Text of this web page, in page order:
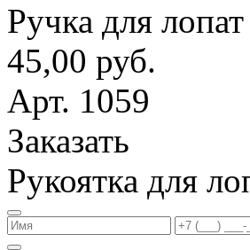
Ручка для
45,00 руб.
Арт. 1059
Заказать
Рукоятка для